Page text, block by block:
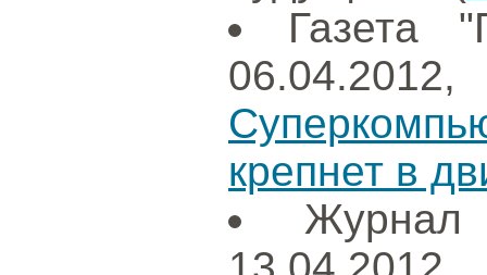
Газета
крепнет в